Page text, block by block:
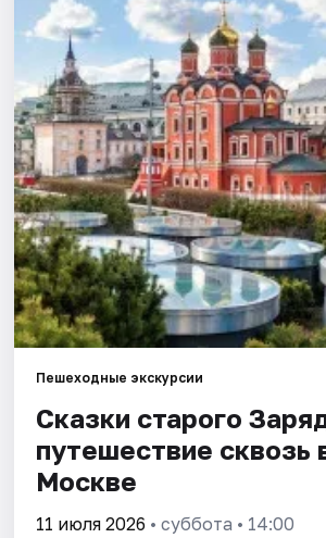
Экскурсии
Спорт
События
Города
Площадки
Артисты
Пешеходные экскурсии
Сказки старого
путешествие сквозь
Москве
11 июля 2026 • суббота • 14:00